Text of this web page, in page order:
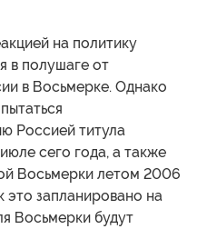
на политику
в полушаге от
в Восьмерке. Однако
Россией титула
сего года, а также
Восьмерки летом 2006
это запланировано на
Восьмерки будут